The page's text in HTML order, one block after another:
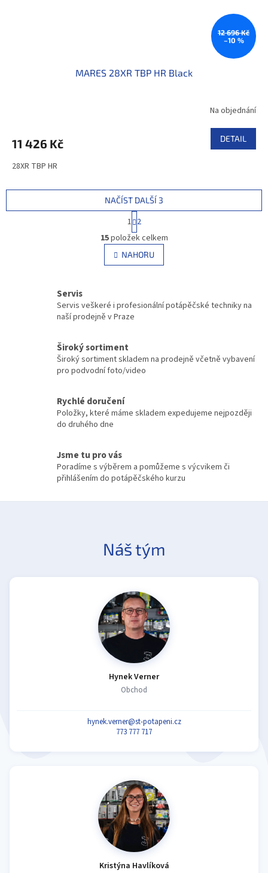
12 696 Kč
–10 %
MARES 28XR TBP HR Black
Na objednání
11 426 Kč DETAIL
28XR TBP HR
O
v
l
á
í
p
k
y
i
NAČÍST DALŠÍ 3
t
r
á
n
k
n
í
1 2
15položek celkem
NAHORU
Servis
Servis veškeré i profesionální potápěčské techniky na
naší prodejně v Praze
Široký sortiment
Široký sortiment skladem na prodejně včetně vybavení
pro podvodní foto/video
Rychlé doručení
Položky, které máme skladem expedujeme nejpozději
do druhého dne
Jsme tu pro vás
Poradíme s výběrem a pomůžeme s výcvikem či
přihlášením do potápěčského kurzu
Náš tým
Hynek Verner
Obchod
hynek.verner@st-potapeni.cz
773 777 717
Kristýna Havlíková